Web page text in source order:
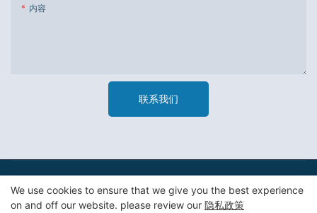
内容
联系我们
版权所有 © 2023 广州市杰新材料包装有限公司 - 隐私政策|网站
地图
We use cookies to ensure that we give you the best experience
on and off our website. please review our 隐私政策